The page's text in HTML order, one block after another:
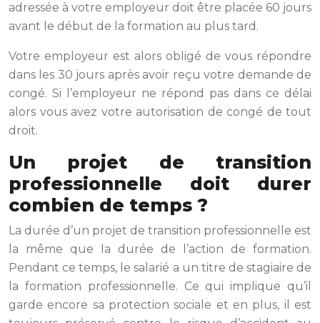
adressée à votre employeur doit être placée 60 jours
avant le début de la formation au plus tard.
Votre employeur est alors obligé de vous répondre
dans les 30 jours après avoir reçu votre demande de
congé. Si l’employeur ne répond pas dans ce délai
alors vous avez votre autorisation de congé de tout
droit.
Un projet de transition
professionnelle doit durer
combien de temps ?
La durée d’un projet de transition professionnelle est
la même que la durée de l’action de formation.
Pendant ce temps, le salarié a un titre de stagiaire de
la formation professionnelle. Ce qui implique qu’il
garde encore sa protection sociale et en plus, il est